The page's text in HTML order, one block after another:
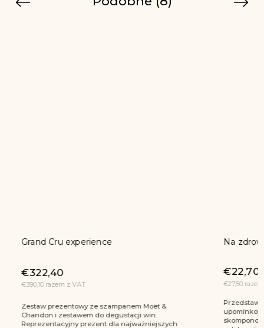
Grand Cru experience
€390,10 razem z VAT
€322,40
Zestaw prezentowy ze szampanem Moët &
Chandon i zestawem do degustacji win.
Reprezentacyjny prezent dla najważniejszych
Na
€27,50
€22,70